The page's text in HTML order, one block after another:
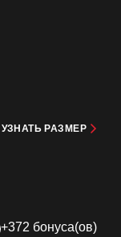
УЗНАТЬ РАЗМЕР
+372 бонуса(ов)